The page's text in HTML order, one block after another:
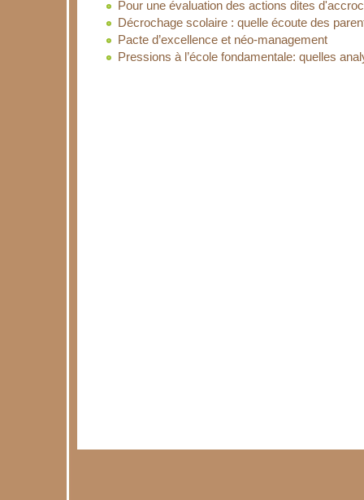
Pour une évaluation des actions dites
Décrochage scolaire : quelle écoute des
Pacte d’excellence et néo-management
Pressions à l’école fondamentale: quelles